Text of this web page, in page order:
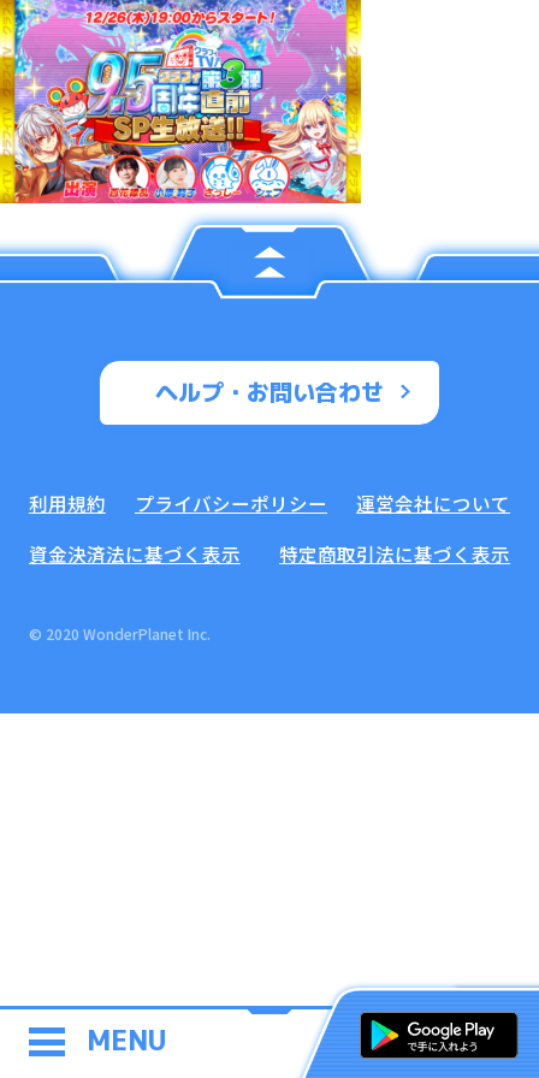
MENU
ヘルプ・お問い合わせ
利用規約 プライバシーポリシー
運営会社について
資金決済法に基づく表示
特定商取引法に基づく表示
© 2020 WonderPlanet Inc.